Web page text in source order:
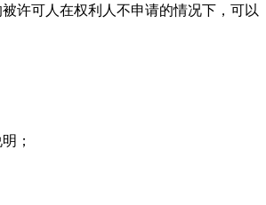
许可人在权利人不申请的情况下，可以
；